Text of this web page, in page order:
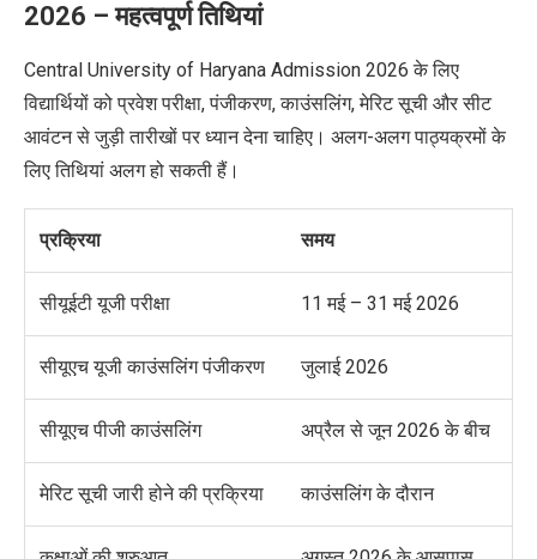
2026 – महत्वपूर्ण तिथियां
Central University of Haryana Admission 2026 के लिए
विद्यार्थियों को प्रवेश परीक्षा, पंजीकरण, काउंसलिंग, मेरिट सूची और सीट
आवंटन से जुड़ी तारीखों पर ध्यान देना चाहिए। अलग-अलग पाठ्यक्रमों के
लिए तिथियां अलग हो सकती हैं।
प्रक्रिया समय
सीयूईटी यूजी परीक्षा 11 मई – 31 मई 2026
सीयूएच यूजी काउंसलिंग पंजीकरण जुलाई 2026
सीयूएच पीजी काउंसलिंग अप्रैल से जून 2026 के बीच
मेरिट सूची जारी होने की प्रक्रिया काउंसलिंग के दौरान